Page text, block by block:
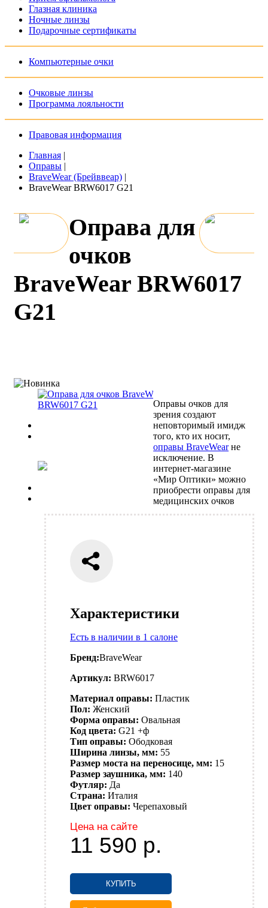
Глазная клиника
Ночные линзы
Подарочные сертификаты
Компьютерные очки
Очковые линзы
Программа лояльности
Правовая информация
Главная |
Оправы |
BraveWear (Брейввеар) |
BraveWear BRW6017 G21
Оправа для
очков
BraveWear BRW6017
G21
Характеристики
Есть в наличии в 1 салоне
Бренд:BraveWear
Артикул: BRW6017
Материал оправы: Пластик
Пол: Женский
Форма оправы: Овальная
Код цвета: G21 +ф
Тип оправы: Ободковая
Ширина линзы, мм: 55
Размер моста на переносице, мм: 15
Размер заушника, мм: 140
Футляр: Да
Страна: Италия
Цвет оправы: Черепаховый
Цена на сайте
11 590 р.
КУПИТЬ
Оправы очков для
зрения создают
неповторимый имидж
того, кто их носит,
оправы BraveWearне
исключение. В
интернет-магазине
«Мир Оптики» можно
приобрести оправы для
медицинских очков